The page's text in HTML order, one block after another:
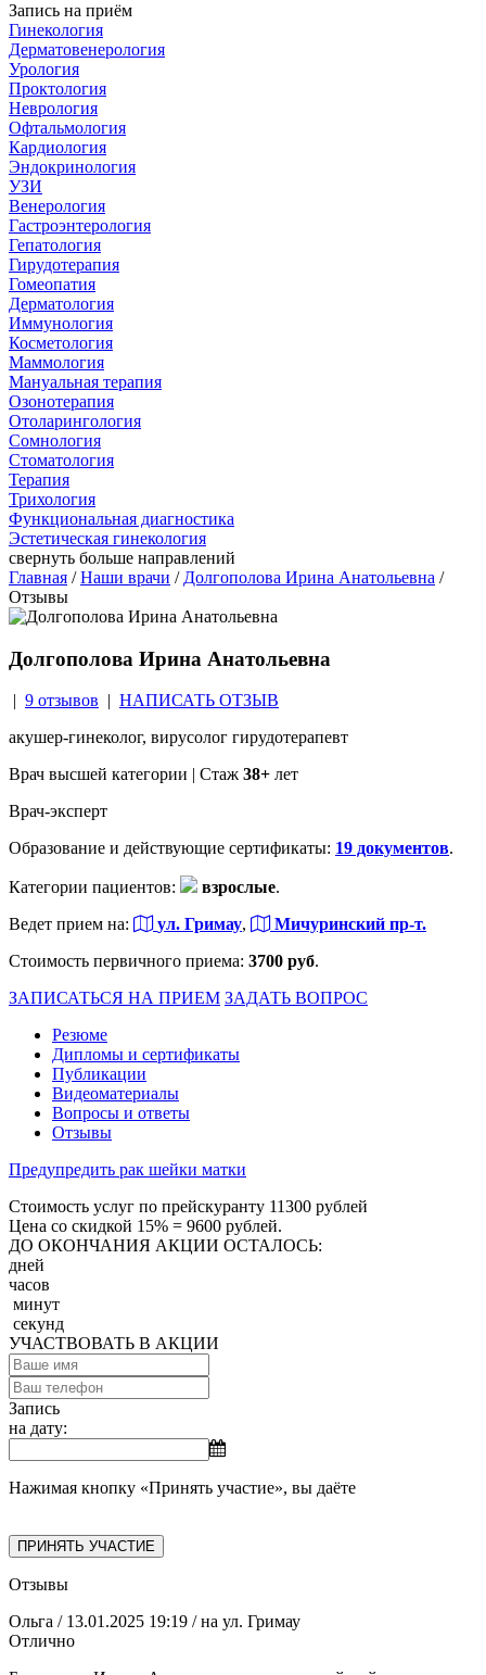
Запись на приём
Гинекология
Дерматовенерология
Урология
Проктология
Неврология
Офтальмология
Кардиология
Эндокринология
УЗИ
Венерология
Гастроэнтерология
Гепатология
Гирудотерапия
Гомеопатия
Дерматология
Иммунология
Косметология
Маммология
Мануальная терапия
Озонотерапия
Отоларингология
Сомнология
Стоматология
Терапия
Трихология
Функциональная диагностика
Эстетическая гинекология
свернуть больше направлений
Главная /Наши врачи / Долгополова Ирина Анатольевна /
Отзывы
Долгополова Ирина Анатольевна
| 9 отзывов | НАПИСАТЬ ОТЗЫВ
акушер-гинеколог, вирусолог гирудотерапевт
Врач высшей категории | Стаж 38+ лет
Врач-эксперт
Образование и действующие сертификаты: 19 документов.
Категории пациентов: взрослые.
Ведет прием на:
ул. Гримау,
Мичуринский пр-т.
Стоимость первичного приема: 3700 руб.
ЗАПИСАТЬСЯ НА ПРИЕМ ЗАДАТЬ ВОПРОС
Резюме
Дипломы и сертификаты
Публикации
Видеоматериалы
Вопросы и ответы
Отзывы
Предупредить рак шейки матки
Стоимость услуг по прейскуранту 11300 рублей
Цена со скидкой 15% = 9600 рублей.
ДО ОКОНЧАНИЯ АКЦИИ ОСТАЛОСЬ:
дней
часов
минут
секунд
УЧАСТВОВАТЬ В АКЦИИ
Запись
на дату:
Нажимая кнопку «Принять участие», вы даёте
ПРИНЯТЬ УЧАСТИЕ
Отзывы
Ольга / 13.01.2025 19:19 / на ул. Гримау
Отлично